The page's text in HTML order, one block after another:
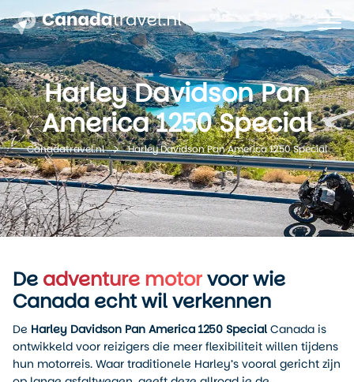
Harley Davidson Pan
America 1250 Special
Canadatravel.nl Harley Davidson Pan America 1250 Special
Deadventure motorvoor wie
Canada echt wil verkennen
De Harley Davidson Pan America 1250 Special Canada is
ontwikkeld voor reizigers die meer flexibiliteit willen tijdens
hun motorreis. Waar traditionele Harley’s vooral gericht zijn